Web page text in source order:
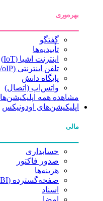
بهره‌وری
گفتگو
تأییدیه‌ها
اینترنت اشیا (IoT)
تلفن اینترنتی (VoIP)
پایگاه دانش
واتس‌اپ (اتصال)
مشاهده همه اپلیکیشن‌ها
اپلیکیشن‌های اودونیکس
مالی
حسابداری
صدور فاکتور
هزینه‌ها
صفحه‌گسترده (BI)
اسناد
امضا